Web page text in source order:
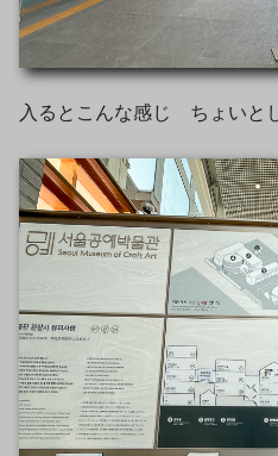
入るとこんな感じ ちょいと